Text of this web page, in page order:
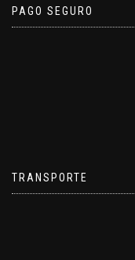
PAGO SEGURO
TRANSPORTE